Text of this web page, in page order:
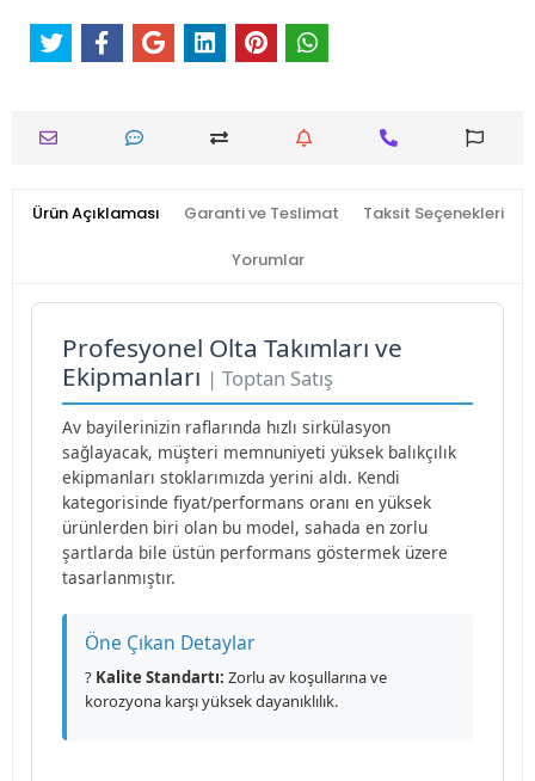
Ürün Açıklaması Garanti ve Teslimat Taksit Seçenekleri
Yorumlar
Profesyonel Olta Takımları ve
Ekipmanları | Toptan Satış
Av bayilerinizin raflarında hızlı sirkülasyon
sağlayacak, müşteri memnuniyeti yüksek balıkçılık
ekipmanları stoklarımızda yerini aldı. Kendi
kategorisinde fiyat/performans oranı en yüksek
ürünlerden biri olan bu model, sahada en zorlu
şartlarda bile üstün performans göstermek üzere
tasarlanmıştır.
Öne Çıkan Detaylar
? Kalite Standartı: Zorlu av koşullarına ve
korozyona karşı yüksek dayanıklılık.